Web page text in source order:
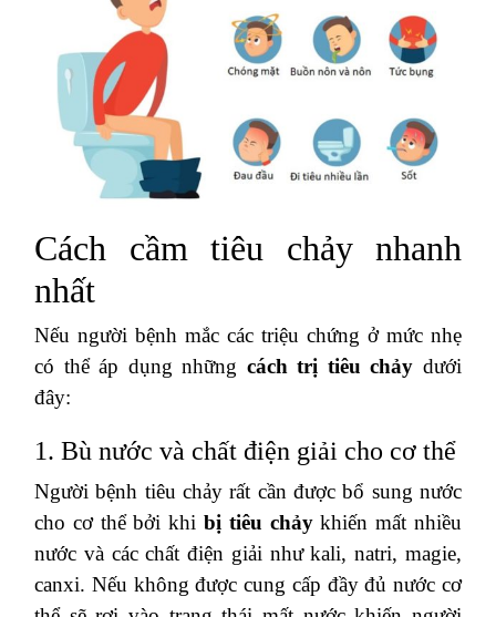
Cách cầm tiêu chảy nhanh
nhất
Nếu người bệnh mắc các triệu chứng ở mức nhẹ
có thể áp dụng những cách trị tiêu chảy dưới
đây:
1. Bù nước và chất điện giải cho cơ thể
Người bệnh tiêu chảy rất cần được bổ sung nước
cho cơ thể bởi khi bị tiêu chảykhiến mất nhiều
nước và các chất điện giải như kali, natri, magie,
canxi. Nếu không được cung cấp đầy đủ nước cơ